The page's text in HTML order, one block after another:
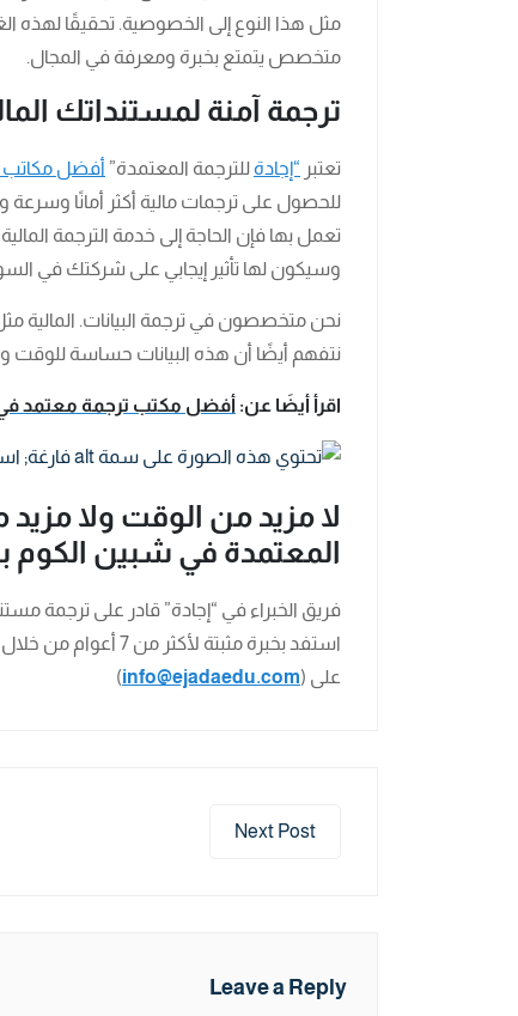
مثل هذا النوع إلى الخصوصية. تحقيقًا لهذه
متخصص يتمتع بخبرة ومعرفة في المجال.
ترجمة آمنة لمستنداتك
تعتبر “إجادة للترجمة المعتمدة” أفضل مكاتب
للحصول على ترجمات مالية أكثر أمانًا
تعمل بها فإن الحاجة إلى خدمة الترجمة
وسيكون لها تأثير إيجابي على شركتك في
نحن متخصصون في ترجمة البيانات. المالية مثل
نتفهم أيضًا أن هذه البيانات حساسة للوقت
اقرأ أيضَا عن: أفضل مكتب ترجمة معتمد في
لا مزيد من الوقت ولا
المعتمدة في شبين الكوم
فريق الخبراء في “إجادة” قادر على ترجمة
استفد بخبرة مثبتة لأكثر من 7 أعوام من خلال تواصلك. معنا على (
على (info@ejadaedu.com
)
Next Post
Leave a Reply